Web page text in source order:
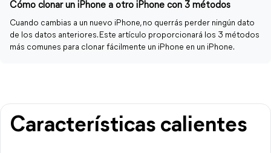
Cómo clonar un iPhone a otro iPhone con 3 métodos
Cuando cambias a un nuevo iPhone, no querrás perder ningún dato
de los datos anteriores. Este artículo proporcionará los 3 métodos
más comunes para clonar fácilmente un iPhone en un iPhone.
Características calientes